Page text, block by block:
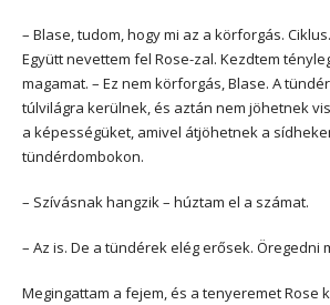
– Blase, tudom, hogy mi az a körforgás.
Együtt nevettem fel Rose-zal. Kezdtem
magamat. – Ez nem körforgás, Blase. A
túlvilágra kerülnek, és aztán nem jöhetnek
a képességüket, amivel átjöhetnek a
tündérdombokon.
– Szívásnak hangzik – húztam el a számat.
– Az is. De a tündérek elég erősek. Öregedni
Megingattam a fejem, és a tenyeremet Rose